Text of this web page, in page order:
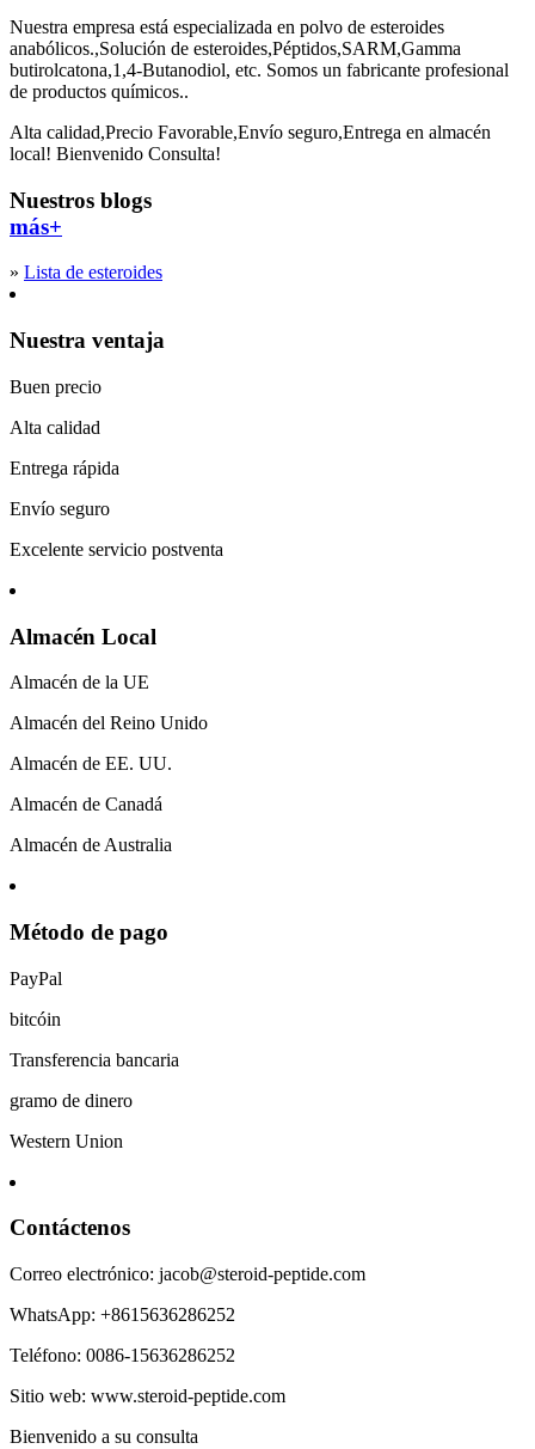
Nuestra empresa está especializada en polvo de esteroides
anabólicos.,Solución de esteroides,Péptidos,SARM,Gamma
butirolcatona,1,4-Butanodiol, etc. Somos un fabricante profesional
de productos químicos..
Alta calidad,Precio Favorable,Envío seguro,Entrega en almacén
local! Bienvenido Consulta!
Nuestros blogs
más+
» Lista de esteroides
Nuestra ventaja
Buen precio
Alta calidad
Entrega rápida
Envío seguro
Excelente servicio postventa
Almacén Local
Almacén de la UE
Almacén del Reino Unido
Almacén de EE. UU.
Almacén de Canadá
Almacén de Australia
Método de pago
PayPal
bitcóin
Transferencia bancaria
gramo de dinero
Western Union
Contáctenos
Correo electrónico: jacob@steroid-peptide.com
WhatsApp: +8615636286252
Teléfono: 0086-15636286252
Sitio web: www.steroid-peptide.com
Bienvenido a su consulta